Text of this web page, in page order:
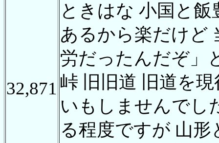
32,871
ときはな 小国と
あるから楽だけど
労だったんだぞ」
峠 旧旧道 旧道を
いもしませんでし
る程度ですが 山